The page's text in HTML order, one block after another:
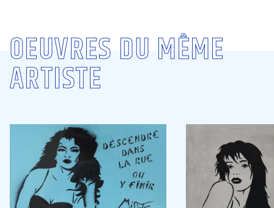
OEUVRES DU MÊME
ARTISTE